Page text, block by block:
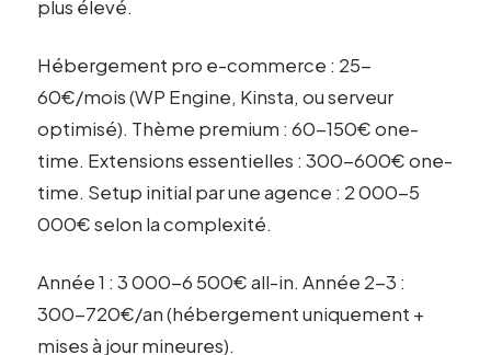
plus élevé.
Hébergement pro e-commerce : 25-
60€/mois (WP Engine, Kinsta, ou serveur
optimisé). Thème premium : 60-150€ one-
time. Extensions essentielles : 300-600€ one-
time. Setup initial par une agence : 2 000-5
000€ selon la complexité.
Année 1 : 3 000-6 500€ all-in. Année 2-3 :
300-720€/an (hébergement uniquement +
mises à jour mineures).